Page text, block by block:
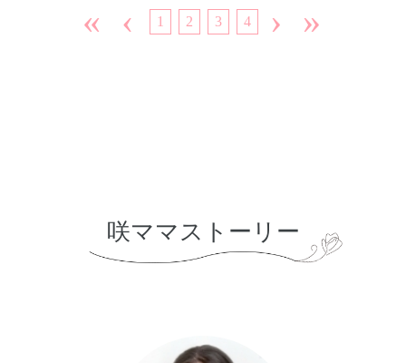
○2017年～ 心理学資格取得
○現在～ オンライン講師として、「幸せになるための心理
« ‹ 1 2 3 4 › »
咲ママストーリー